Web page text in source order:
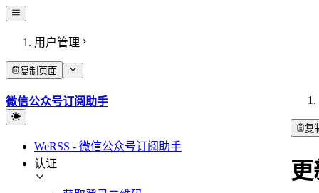
用户管理
复制页面
微信公众号订阅助手
WeRSS - 微信公众号订阅助手
认证
复